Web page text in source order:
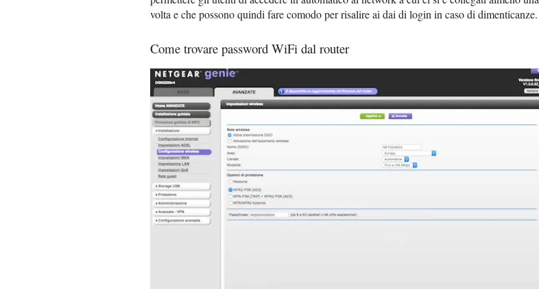
volta e che possono quindi fare comodo per risalire ai dai di login in caso di dimenticanze.
Come trovare password WiFi dal router